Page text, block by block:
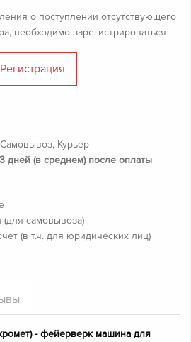
о поступлении отсутствующего
необходимо зарегистрироваться
Регистрация
Курьер
дней (в среднем) после оплаты
самовывоза)
(в т.ч. для юридических лиц)
- фейерверк машина для